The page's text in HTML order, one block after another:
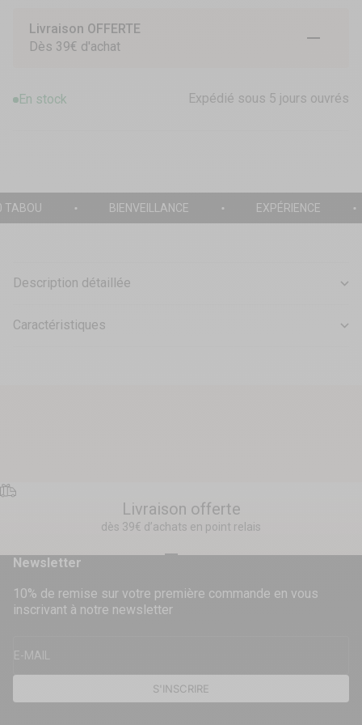
Livraison OFFERTE
Dès 39€ d'achat
En stock Expédié sous 5 jours ouvrés
TABOU BIENVEILLANCE EXPÉRIENCE
Description détaillée
Caractéristiques
Livraison offerte
dès 39€ d’achats en point relais
Newsletter
10% de remise sur votre première commande en vous
inscrivant à notre newsletter
E-MAIL
S'INSCRIRE